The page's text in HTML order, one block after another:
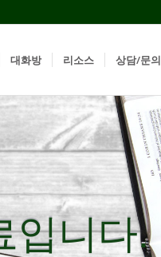
대화방 리소스 상담/문의
입니다.
입니다.